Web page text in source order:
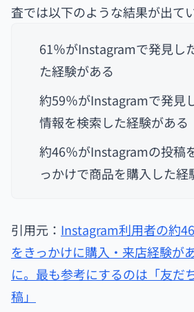
査では以下のような結果が出てい
61％がInstagramで発見し
た経験がある
約59％がInstagramで発見
情報を検索した経験がある
約46％がInstagramの投稿
っかけで商品を購入した経
引用元： Instagram利用者の約
をきっかけに購入・来店経験が
に。最も参考にするのは「友だ
稿」